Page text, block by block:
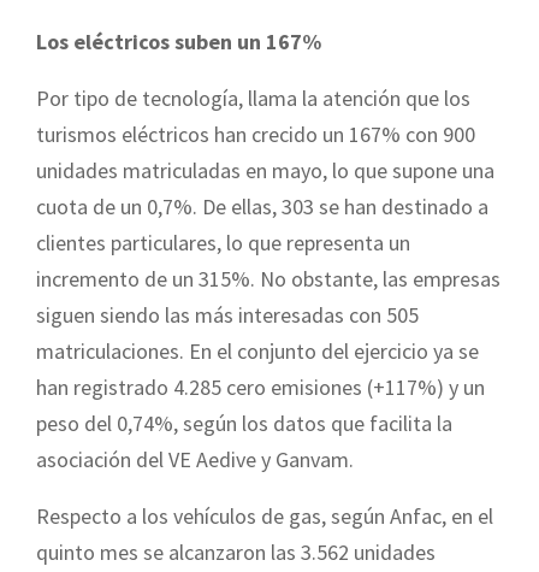
Los eléctricos suben un 167%
Por tipo de tecnología, llama la atención que los
turismos eléctricos han crecido un 167% con 900
unidades matriculadas en mayo, lo que supone una
cuota de un 0,7%. De ellas, 303 se han destinado a
clientes particulares, lo que representa un
incremento de un 315%. No obstante, las empresas
siguen siendo las más interesadas con 505
matriculaciones. En el conjunto del ejercicio ya se
han registrado 4.285 cero emisiones (+117%) y un
peso del 0,74%, según los datos que facilita la
asociación del VE Aedive y Ganvam.
Respecto a los vehículos de gas, según Anfac, en el
quinto mes se alcanzaron las 3.562 unidades